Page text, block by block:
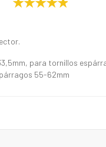
para tornillos
55-62mm